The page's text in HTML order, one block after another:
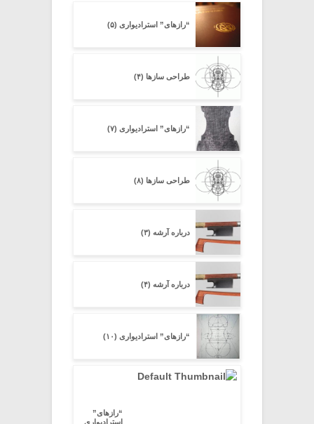
“رازهای” استرادیواری (۵)
طراحی سازها (۴)
“رازهای” استرادیواری (۷)
طراحی سازها (۸)
درباره آرشه (۳)
درباره آرشه (۴)
“رازهای” استرادیواری (۱۰)
“رازهای”
استرادیواری